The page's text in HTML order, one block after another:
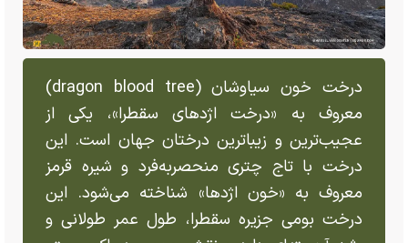
درخت خون سیاوشان (dragon blood tree)
معروف به «درخت اژد‌های سقطرا»، یکی از
عجیب‌ترین و زیباترین درختان جهان است. این
درخت با تاج چتری منحصر‌به‌فرد و شیره قرمز
معروف به «خون اژدها» شناخته می‌شود. این
درخت بومی جزیره سقطرا، طول عمر طولانی و